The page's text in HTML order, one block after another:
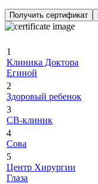
Получить сертификат
1
Клиника Доктора
Егиной
2
Здоровый ребенок
3
СВ-клиник
4
Сова
5
Центр Хирургии
Глаза